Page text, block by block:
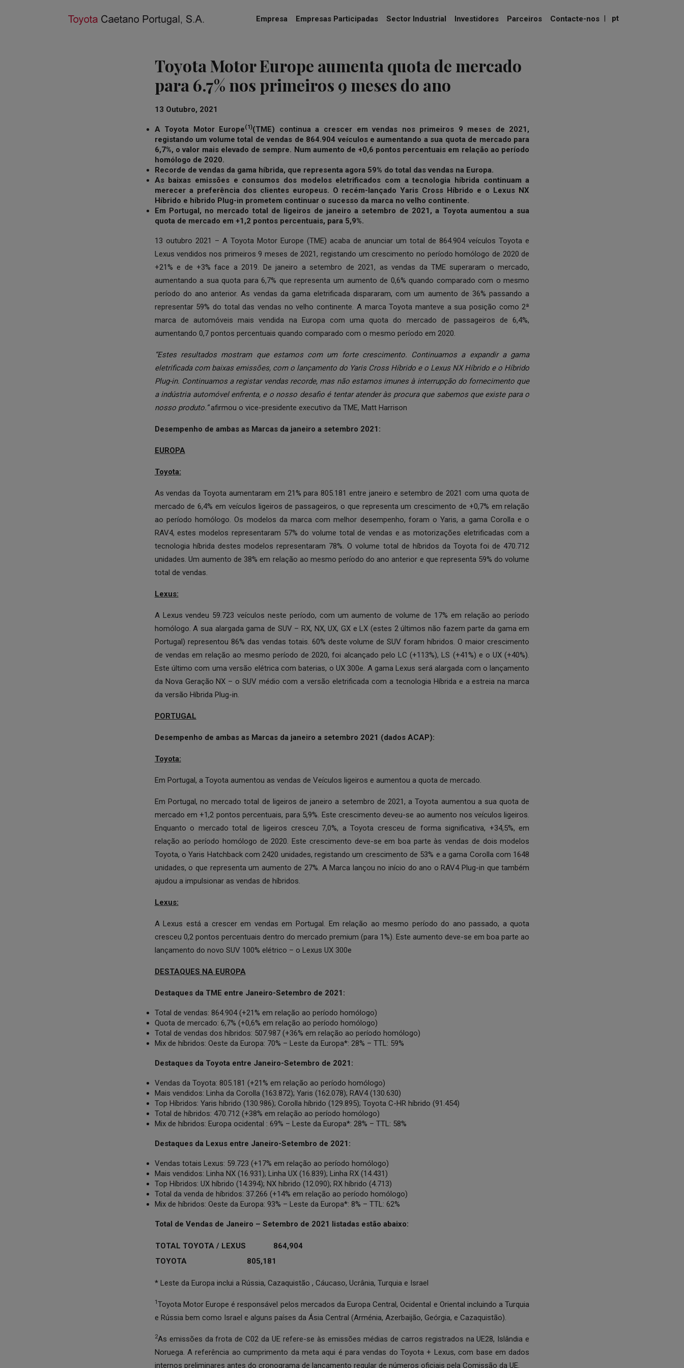
Empresa Empresas Participadas Sector Industrial Investidores Parceiros Contacte-nos | pt
Toyota Motor Europe aumenta quota de mercado
para 6.7% nos primeiros 9 meses do ano
13 Outubro, 2021
A Toyota Motor Europe(1)(TME) continua a crescer em vendas nos primeiros 9 meses de 2021,
registando um volume total de vendas de 864.904 veículos e aumentando a sua quota de mercado para
6,7%, o valor mais elevado de sempre. Num aumento de +0,6 pontos percentuais em relação ao período
homólogo de 2020.
Recorde de vendas da gama híbrida, que representa agora 59% do total das vendas na Europa.
As baixas emissões e consumos dos modelos eletrificados com a tecnologia híbrida continuam a
merecer a preferência dos clientes europeus. O recém-lançado Yaris Cross Híbrido e o Lexus NX
Híbrido e híbrido Plug-in prometem continuar o sucesso da marca no velho continente.
Em Portugal, no mercado total de ligeiros de janeiro a setembro de 2021, a Toyota aumentou a sua
quota de mercado em +1,2 pontos percentuais, para 5,9%.
13 outubro 2021 – A Toyota Motor Europe (TME) acaba de anunciar um total de 864.904 veículos Toyota e
Lexus vendidos nos primeiros 9 meses de 2021, registando um crescimento no período homólogo de 2020 de
+21% e de +3% face a 2019. De janeiro a setembro de 2021, as vendas da TME superaram o mercado,
aumentando a sua quota para 6,7% que representa um aumento de 0,6% quando comparado com o mesmo
período do ano anterior. As vendas da gama eletrificada dispararam, com um aumento de 36% passando a
representar 59% do total das vendas no velho continente. A marca Toyota manteve a sua posição como 2ª
marca de automóveis mais vendida na Europa com uma quota do mercado de passageiros de 6,4%,
aumentando 0,7 pontos percentuais quando comparado com o mesmo período em 2020.
“Estes resultados mostram que estamos com um forte crescimento. Continuamos a expandir a gama
eletrificada com baixas emissões, com o lançamento do Yaris Cross Híbrido e o Lexus NX Híbrido e o Híbrido
Plug-in. Continuamos a registar vendas recorde, mas não estamos imunes à interrupção do fornecimento que
a indústria automóvel enfrenta, e o nosso desafio é tentar atender às procura que sabemos que existe para o
nosso produto.”afirmou o vice-presidente executivo da TME, Matt Harrison
Desempenho de ambas as Marcas da janeiro a setembro 2021:
EUROPA
Toyota:
As vendas da Toyota aumentaram em 21% para 805.181 entre janeiro e setembro de 2021 com uma quota de
mercado de 6,4% em veículos ligeiros de passageiros, o que representa um crescimento de +0,7% em relação
ao período homólogo. Os modelos da marca com melhor desempenho, foram o Yaris, a gama Corolla e o
RAV4, estes modelos representaram 57% do volume total de vendas e as motorizações eletrificadas com a
tecnologia híbrida destes modelos representaram 78%. O volume total de híbridos da Toyota foi de 470.712
unidades. Um aumento de 38% em relação ao mesmo período do ano anterior e que representa 59% do volume
total de vendas.
Lexus:
A Lexus vendeu 59.723 veículos neste período, com um aumento de volume de 17% em relação ao período
homólogo. A sua alargada gama de SUV – RX, NX, UX, GX e LX (estes 2 últimos não fazem parte da gama em
Portugal) representou 86% das vendas totais. 60% deste volume de SUV foram híbridos. O maior crescimento
de vendas em relação ao mesmo período de 2020, foi alcançado pelo LC (+113%), LS (+41%) e o UX (+40%).
Este último com uma versão elétrica com baterias, o UX 300e. A gama Lexus será alargada com o lançamento
da Nova Geração NX – o SUV médio com a versão eletrificada com a tecnologia Híbrida e a estreia na marca
da versão Híbrida Plug-in.
PORTUGAL
Desempenho de ambas as Marcas da janeiro a setembro 2021 (dados ACAP):
Toyota:
Em Portugal, a Toyota aumentou as vendas de Veículos ligeiros e aumentou a quota de mercado.
Em Portugal, no mercado total de ligeiros de janeiro a setembro de 2021, a Toyota aumentou a sua quota de
mercado em +1,2 pontos percentuais, para 5,9%. Este crescimento deveu-se ao aumento nos veículos ligeiros.
Enquanto o mercado total de ligeiros cresceu 7,0%, a Toyota cresceu de forma significativa, +34,5%, em
relação ao período homólogo de 2020. Este crescimento deve-se em boa parte às vendas de dois modelos
Toyota, o Yaris Hatchback com 2420 unidades, registando um crescimento de 53% e a gama Corolla com 1648
unidades, o que representa um aumento de 27%. A Marca lançou no início do ano o RAV4 Plug-in que também
ajudou a impulsionar as vendas de híbridos.
Lexus:
A Lexus está a crescer em vendas em Portugal. Em relação ao mesmo período do ano passado, a quota
cresceu 0,2 pontos percentuais dentro do mercado premium (para 1%). Este aumento deve-se em boa parte ao
lançamento do novo SUV 100% elétrico – o Lexus UX 300e
DESTAQUES NA EUROPA
Destaques da TME entre Janeiro-Setembro de 2021:
Total de vendas: 864.904 (+21% em relação ao período homólogo)
Quota de mercado: 6,7% (+0,6% em relação ao período homólogo)
Total de vendas dos híbridos: 507.987 (+36% em relação ao período homólogo)
Mix de híbridos: Oeste da Europa: 70% – Leste da Europa*: 28% – TTL: 59%
Destaques da Toyota entre Janeiro-Setembro de 2021:
Vendas da Toyota: 805.181 (+21% em relação ao período homólogo)
Mais vendidos: Linha da Corolla (163.872); Yaris (162.078); RAV4 (130.630)
Top Híbridos: Yaris híbrido (130.986); Corolla híbrido (129.895); Toyota C-HR híbrido (91.454)
Total de híbridos: 470.712 (+38% em relação ao período homólogo)
Mix de híbridos: Europa ocidental : 69% – Leste da Europa*: 28% – TTL: 58%
Destaques da Lexus entre Janeiro-Setembro de 2021:
Vendas totais Lexus: 59.723 (+17% em relação ao período homólogo)
Mais vendidos: Linha NX (16.931); Linha UX (16.839); Linha RX (14.431)
Top Híbridos: UX híbrido (14.394); NX híbrido (12.090); RX híbrido (4.713)
Total da venda de híbridos: 37.266 (+14% em relação ao período homólogo)
Mix de híbridos: Oeste da Europa: 93% – Leste da Europa*: 8% – TTL: 62%
Total de Vendas de Janeiro – Setembro de 2021 listadas estão abaixo:
TOTAL TOYOTA / LEXUS
864,904
TOYOTA
805,181
* Leste da Europa inclui a Rússia, Cazaquistão , Cáucaso, Ucrânia, Turquia e Israel
1 Toyota Motor Europe é responsável pelos mercados da Europa Central, Ocidental e Oriental incluindo a Turquia
e Rússia bem como Israel e alguns países da Ásia Central (Arménia, Azerbaijão, Geórgia, e Cazaquistão).
2As emissões da frota de C02 da UE refere-se às emissões médias de carros registrados na UE28, Islândia e
Noruega. A referência ao cumprimento da meta aqui é para vendas do Toyota + Lexus, com base em dados
internos preliminares antes do cronograma de lançamento regular de números oficiais pela Comissão da UE.